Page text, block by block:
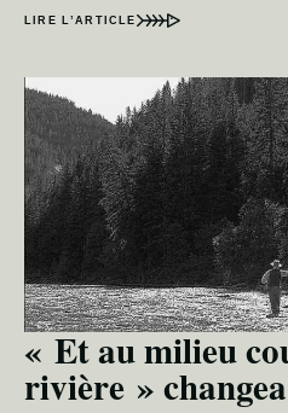
LIRE L’ARTICLE
« Et au milieu
rivière »